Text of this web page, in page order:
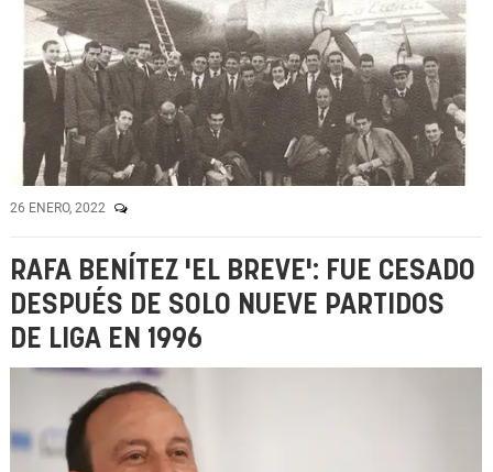
26 ENERO, 2022
RAFA BENÍTEZ 'EL BREVE': FUE CESADO
DESPUÉS DE SOLO NUEVE PARTIDOS
DE LIGA EN 1996